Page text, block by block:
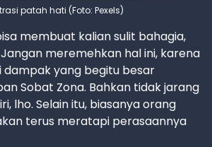
patah hati (Foto: Pexels)
membuat kalian sulit bahagia,
meremehkan hal ini, karena
yang begitu besar
Sobat Zona. Bahkan tidak jarang
lho. Selain itu, biasanya orang
terus meratapi perasaannya